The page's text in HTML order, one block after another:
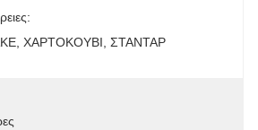
ΧΑΡΤΟΚΟΥΒΙ, ΣΤΑΝΤΑΡ